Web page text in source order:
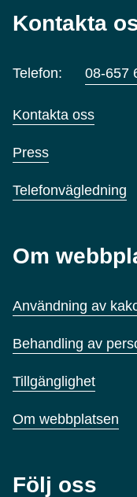
Kontakta
Telefon: 08-657
Kontakta oss
Press
Telefonvägledning
Om
Användning av
Behandling av
Tillgänglighet
Om webbplatsen
Följ oss